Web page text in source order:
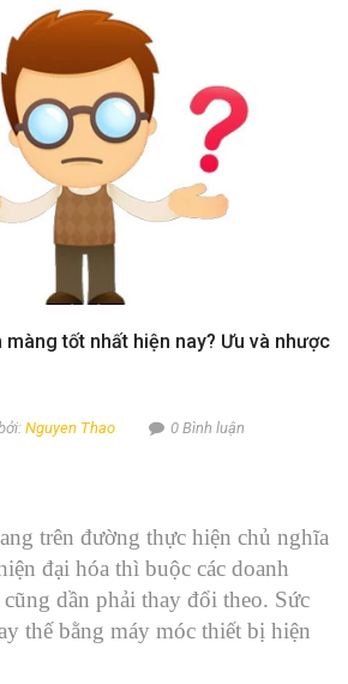
tốt nhất hiện nay? Ưu và nhược
Nguyen Thao 0 Bình luận
trên đường thực hiện chủ nghĩa
đại hóa thì buộc các doanh
dần phải thay đổi theo. Sức
thế bằng máy móc thiết bị hiện